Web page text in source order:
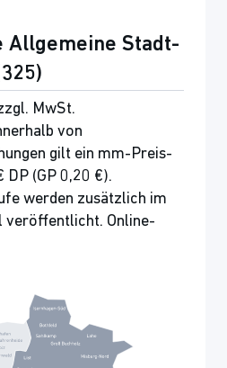
Allgemeine Stadt-
MwSt.
von
gilt ein mm-Preis-
DP (GP 0,20 €).
werden zusätzlich im
veröffentlicht. Online-